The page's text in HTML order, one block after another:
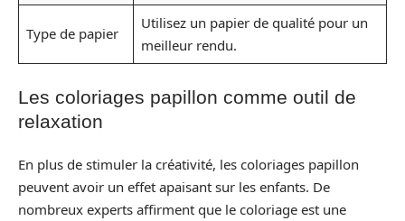
Type de papier
Utilisez un papier de qualité pour un
meilleur rendu.
Les coloriages papillon comme outil de
relaxation
En plus de stimuler la créativité, les coloriages papillon
peuvent avoir un effet apaisant sur les enfants. De
nombreux experts affirment que le coloriage est une